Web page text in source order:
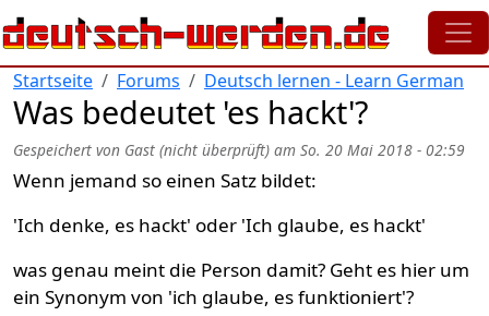
Direkt zum Inhalt
Startseite Forums Deutsch lernen - Learn German
Was bedeutet 'es hackt'?
Gespeichert von Gast (nicht überprüft) am So. 20 Mai 2018 - 02:59
Wenn jemand so einen Satz bildet:
'Ich denke, es hackt' oder 'Ich glaube, es hackt'
was genau meint die Person damit? Geht es hier um
ein Synonym von 'ich glaube, es funktioniert'?